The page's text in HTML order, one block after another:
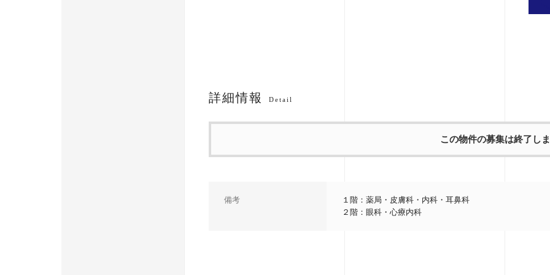
詳細情報 Detail
この物件の募集は終了し
備考
１階：薬局・皮膚科・内科・耳鼻科
２階：眼科・心療内科